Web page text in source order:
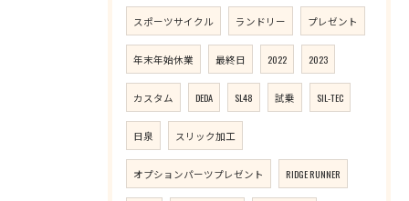
スポーツサイクル ランドリー プレゼント
年末年始休業 最終日 2022 2023
カスタム DEDA SL48 試乗 SIL-TEC
日泉 スリック加工
オプションパーツプレゼント RIDGE RUNNER